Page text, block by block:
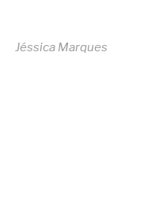
Jéssica Marques